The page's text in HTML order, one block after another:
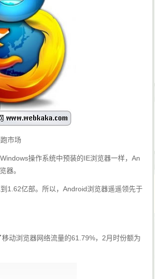
市场
操作系统中预装的IE浏览器一样，An
器。
1.62亿部。所以，Android浏览器遥遥领先于
动浏览器网络流量的61.79%，2月时份额为